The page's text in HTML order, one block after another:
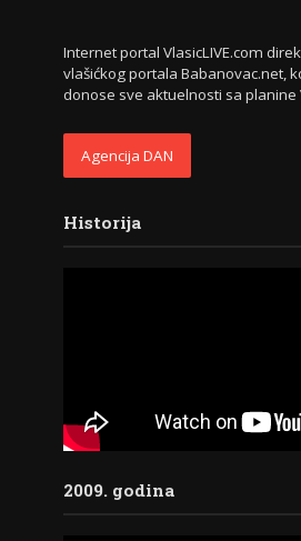
Internet portal VlasicLIVE.com
vlašićkog portala Babanovac.net,
donose sve aktuelnosti sa planine
Agencija DAN
Historija
2009. godina